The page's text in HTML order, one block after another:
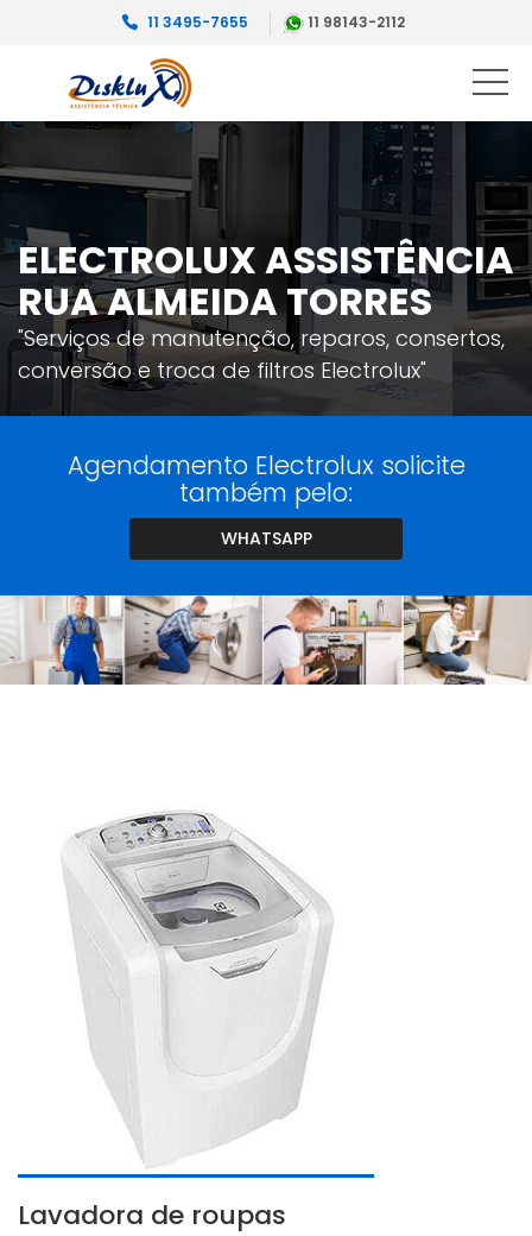
11 3495-7655 11 98143-2112
ELECTROLUX ASSISTÊNCIA
RUA ALMEIDA TORRES
"Serviços de manutenção, reparos, consertos,
conversão e troca de filtros Electrolux"
Agendamento Electrolux solicite
também pelo:
WHATSAPP
Lavadora de roupas